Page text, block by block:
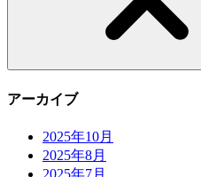
アーカイブ
2025年10月
2025年8月
2025年7月